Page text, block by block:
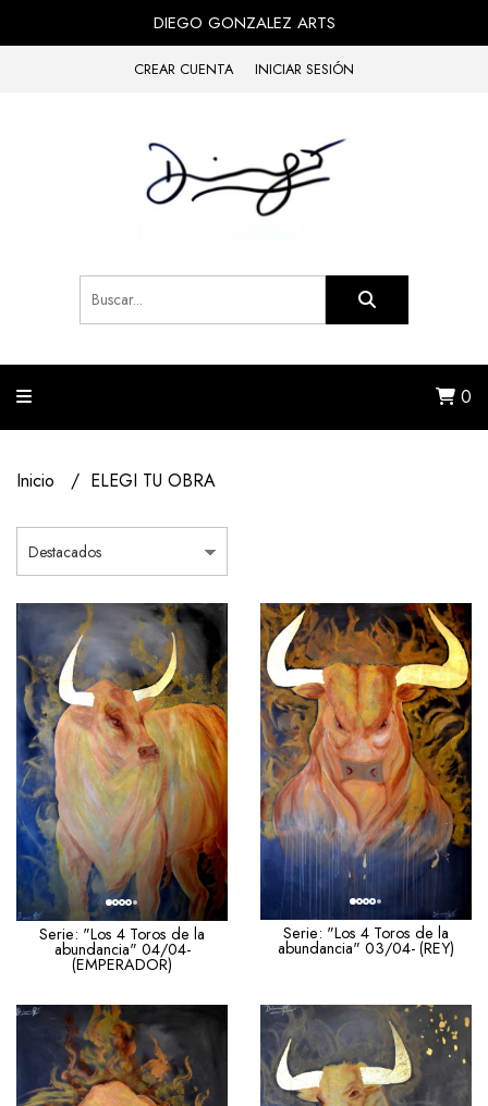
DIEGO GONZALEZ ARTS
CREAR CUENTA INICIAR SESIÓN
0
Inicio ELEGI TU OBRA
Serie: "Los 4 Toros de la
abundancia" 04/04-
(EMPERADOR)
Serie: "Los 4 Toros de la
abundancia" 03/04- (REY)